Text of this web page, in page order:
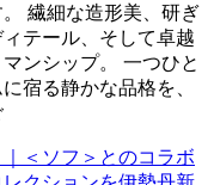
繊細な造形美、研ぎ
テール、そして卓越
ンシップ。 一つひと
宿る静かな品格を、